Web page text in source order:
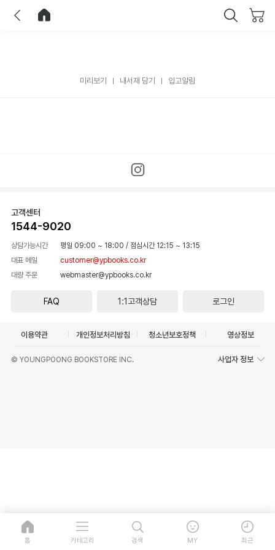
미리보기 내서재 담기 입고알림
고객센터
1544-9020
상담가능시간 평일 09:00 ~ 18:00 / 점심시간 12:15 ~ 13:15
대표 메일
customer@ypbooks.co.kr
대량 주문
webmaster@ypbooks.co.kr
FAQ 1:1고객상담 로그인
이용약관 개인정보처리방침 청소년보호정책 영상정보
© YOUNGPOONG BOOKSTORE INC. 사업자 정보
홈 카테고리 검색 MY 최근